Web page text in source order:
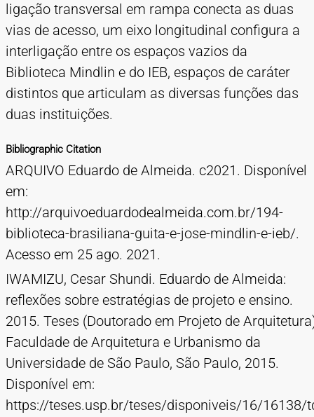
ligação transversal em rampa conecta as duas
vias de acesso, um eixo longitudinal configura a
interligação entre os espaços vazios da
Biblioteca Mindlin e do IEB, espaços de caráter
distintos que articulam as diversas funções das
duas instituições.
Bibliographic Citation
ARQUIVO Eduardo de Almeida. c2021. Disponível
em:
http://arquivoeduardodealmeida.com.br/194-
biblioteca-brasiliana-guita-e-jose-mindlin-e-ieb/.
Acesso em 25 ago. 2021.
IWAMIZU, Cesar Shundi. Eduardo de Almeida:
reflexões sobre estratégias de projeto e ensino.
2015. Teses (Doutorado em Projeto de
Faculdade de Arquitetura e Urbanismo da
Universidade de São Paulo, São Paulo, 2015.
Disponível em:
https://teses.usp.br/teses/disponiveis/16/16138/